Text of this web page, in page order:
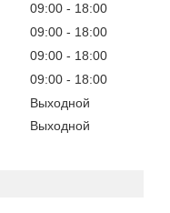
09:00
18:00
09:00
18:00
09:00
18:00
09:00
18:00
Выходной
Выходной